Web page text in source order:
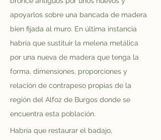
apoyarlos sobre una bancada de madera
bien fijada al muro. En última instancia
habría que sustituir la melena metálica
por una nueva de madera que tenga la
forma, dimensiones, proporciones y
relación de contrapeso propias de la
región del Alfoz de Burgos donde se
encuentra esta población.
Habría que restaurar el badajo,